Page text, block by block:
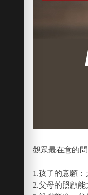
觀眾最在意的
1.孩子的意願：
2.父母的照顧